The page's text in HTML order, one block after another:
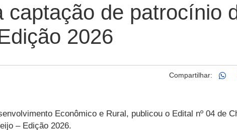
de patrocínio
2026
Compartilhar:
Econômico e Rural, publicou o Edital nº 04 de
– Edição 2026.